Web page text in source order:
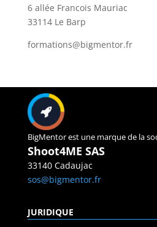
6 allée Francois Mauriac
33114 Le Barp
formations@bigmentor.fr
BigMentor est une marque de la
Shoot4ME SAS
33140 Cadaujac
sos@bigmentor.fr
JURIDIQUE